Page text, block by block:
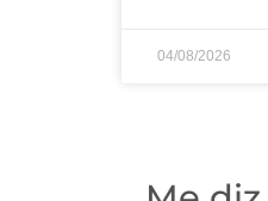
04/08/2026